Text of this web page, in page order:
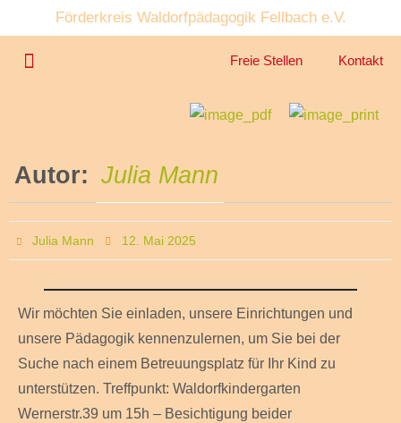
Förderkreis Waldorfpädagogik Fellbach e.V.
Freie Stellen Kontakt
Autor: Julia Mann
Julia Mann 12. Mai 2025
Wir möchten Sie einladen, unsere Einrichtungen und
unsere Pädagogik kennenzulernen, um Sie bei der
Suche nach einem Betreuungsplatz für Ihr Kind zu
unterstützen. Treffpunkt: Waldorfkindergarten
Wernerstr.39 um 15h – Besichtigung beider